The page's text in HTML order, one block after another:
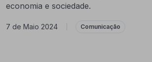
economia e sociedade.
7 de Maio 2024 Comunicação